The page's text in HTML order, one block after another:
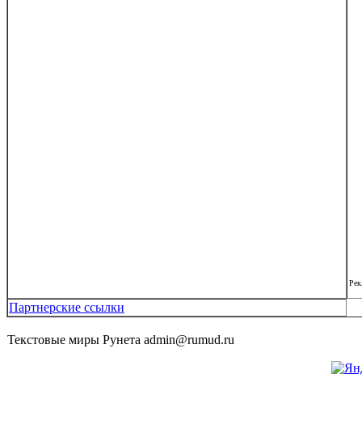
Партнерские ссылки
Текстовые миры Рунета admin@rumud.ru